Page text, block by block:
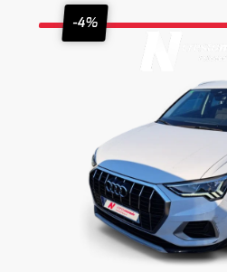
-4%